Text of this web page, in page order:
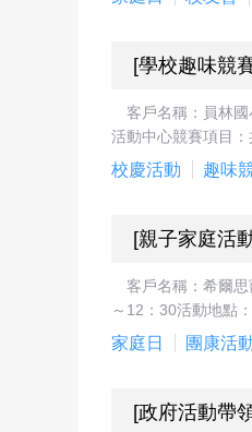
[學校趣味競
客戶名稱：員林
活動中心競賽項目
校慶活動 趣味
[親子家庭活
客戶名稱：希爾
～12：30活動地點
家庭日 團康活
[政府活動帶